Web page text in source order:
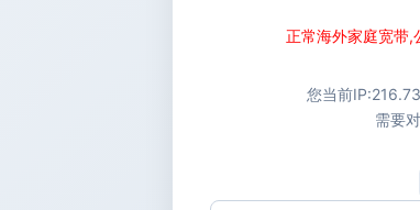
正常海外家庭宽带,
您当前IP:
需要